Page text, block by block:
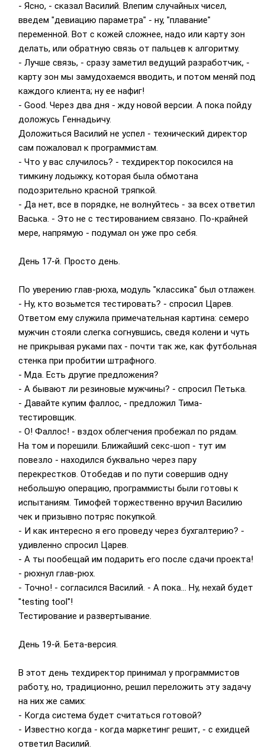
- Ясно, - сказал Василий. Влепим случайных чисел,
введем "девиацию параметра" - ну, "плавание"
переменной. Вот с кожей сложнее, надо или карту зон
делать, или обратную связь от пальцев к алгоритму.
- Лучше связь, - сразу заметил ведущий разработчик, -
карту зон мы замудохаемся вводить, и потом меняй под
каждого клиента; ну ее нафиг!
- Good. Через два дня - жду новой версии. А пока пойду
доложусь Геннадьичу.
Доложиться Василий не успел - технический директор
сам пожаловал к программистам.
- Что у вас случилось? - техдиректор покосился на
тимкину лодыжку, которая была обмотана
подозрительно красной тряпкой.
- Да нет, все в порядке, не волнуйтесь - за всех ответил
Васька. - Это не с тестированием связано. По-крайней
мере, напрямую - подумал он уже про себя.
День 17-й. Просто день.
По уверению глав-рюха, модуль "классика" был отлажен.
- Ну, кто возьмется тестировать? - спросил Царев.
Ответом ему служила примечательная картина: семеро
мужчин стояли слегка согнувшись, сведя колени и чуть
не прикрывая руками пах - почти так же, как футбольная
стенка при пробитии штрафного.
- Мда. Есть другие предложения?
- А бывают ли резиновые мужчины? - спросил Петька.
- Давайте купим фаллос, - предложил Тима-
тестировщик.
- О! Фаллос! - вздох облегчения пробежал по рядам.
На том и порешили. Ближайший секс-шоп - тут им
повезло - находился буквально через пару
перекрестков. Отобедав и по пути совершив одну
небольшую операцию, программисты были готовы к
испытаниям. Тимофей торжественно вручил Василию
чек и призывно потряс покупкой.
- И как интересно я его проведу через бухгалтерию? -
удивленно спросил Царев.
- А ты пообещай им подарить его после сдачи проекта!
- рюхнул глав-рюх.
- Точно! - согласился Василий. - А пока... Ну, нехай будет
"testing tool"!
Тестирование и развертывание.
День 19-й. Бета-версия.
В этот день техдиректор принимал у программистов
работу, но, традиционно, решил переложить эту задачу
на них же самих:
- Когда система будет считаться готовой?
- Известно когда - когда маркетинг решит, - с ехидцей
ответил Василий.